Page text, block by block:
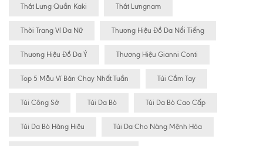
Thắt Lưng Quần Kaki Thắt Lưngnam
Thời Trang Ví Da Nữ Thương Hiệu Đồ Da Nổi Tiếng
Thương Hiệu Đồ Da Ý Thương Hiệu Gianni Conti
Top 5 Mẫu Ví Bán Chạy Nhất Tuần Túi Cầm Tay
Túi Công Sở Túi Da Bò Túi Da Bò Cao Cấp
Túi Da Bò Hàng Hiệu Túi Da Cho Nàng Mệnh Hỏa